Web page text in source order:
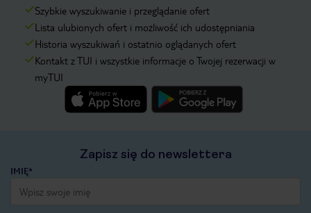
Szybkie wyszukiwanie i przeglądanie ofert
Lista ulubionych ofert i możliwość ich udostępniania
Historia wyszukiwań i ostatnio oglądanych ofert
Kontakt z TUI i wszystkie informacje o Twojej rezerwacji w
myTUI
Zapisz się do newslettera
IMIĘ*